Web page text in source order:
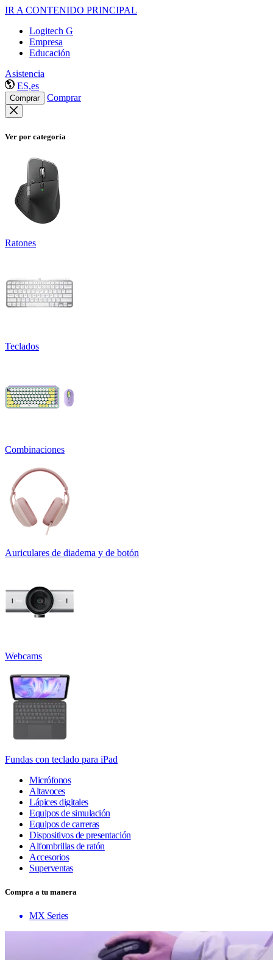
IR A CONTENIDO PRINCIPAL
Logitech G
Empresa
Educación
Asistencia
ES,es
Comprar Comprar
Ver por categoría
Ratones
Teclados
Combinaciones
Auriculares de diadema y de botón
Webcams
Fundas con teclado para iPad
Micrófonos
Altavoces
Lápices digitales
Equipos de simulación
Equipos de carreras
Dispositivos de presentación
Alfombrillas de ratón
Accesorios
Superventas
Compra a tu manera
MX Series